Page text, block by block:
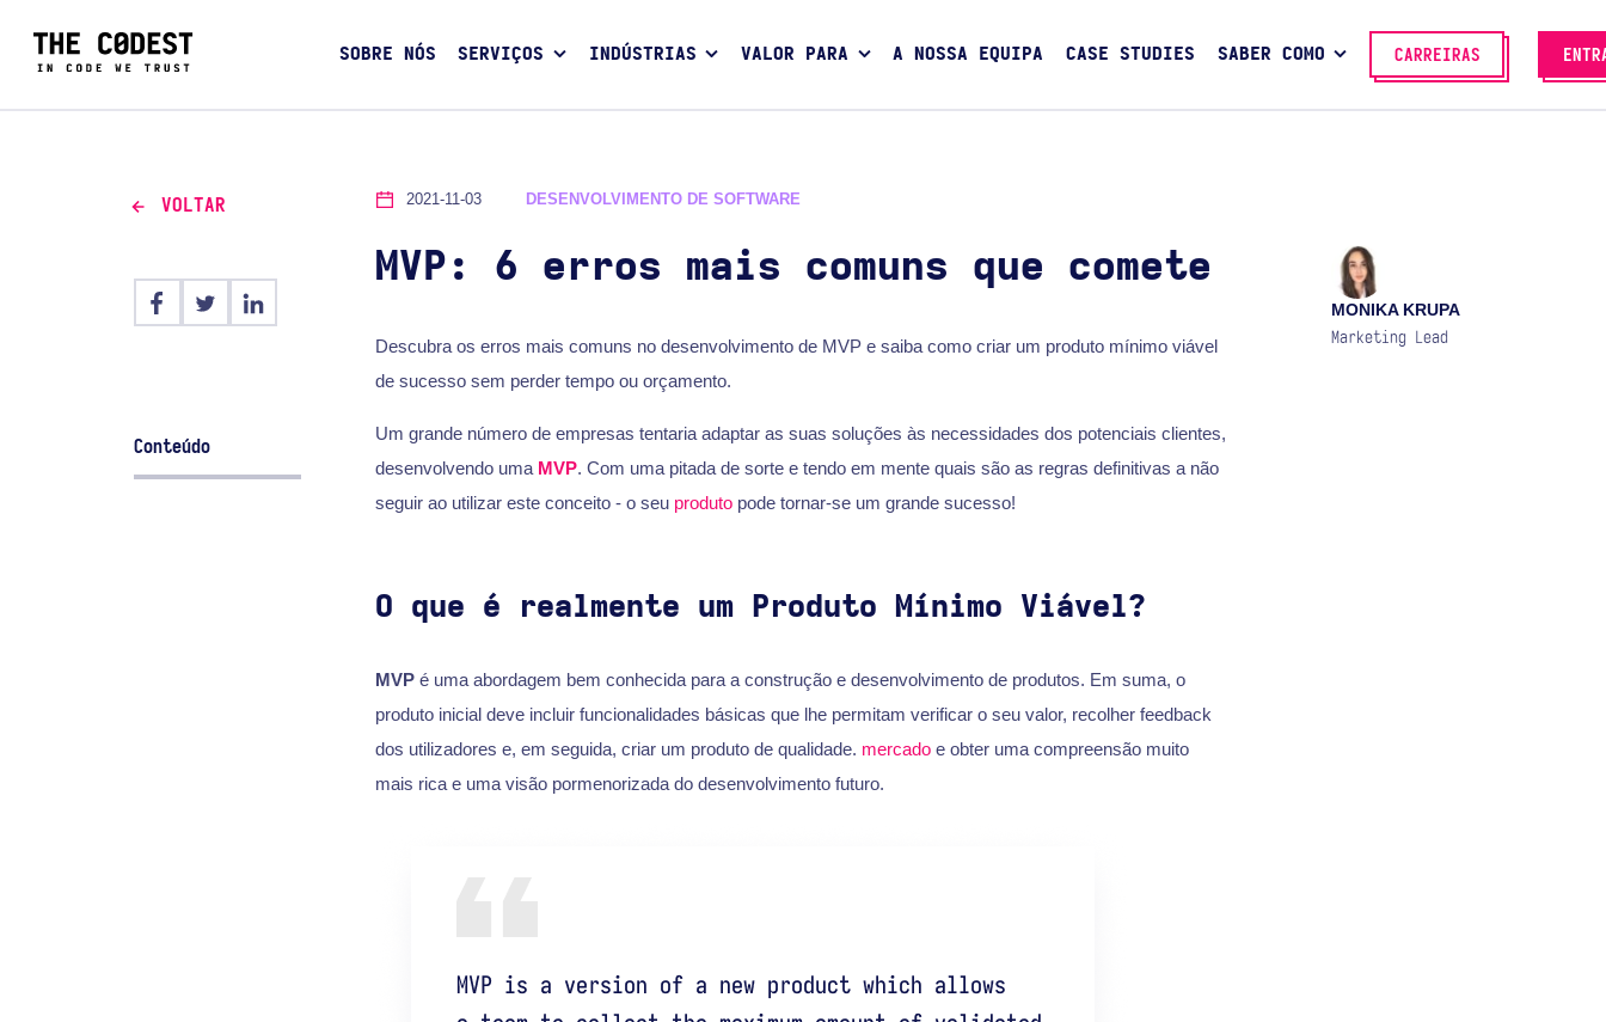
SOBRE NÓS SERVIÇOS INDÚSTRIAS VALOR PARA A NOSSA EQUIPA CASE STUDIES SABER COMO CARREIRAS
VOLTAR
Conteúdo
2021-11-03 DESENVOLVIMENTO DE SOFTWARE
MVP: 6 erros mais comuns que comete
MONIKA KRUPA
Marketing Lead
Descubra os erros mais comuns no desenvolvimento de MVP e saiba como criar um produto mínimo viável
de sucesso sem perder tempo ou orçamento.
Um grande número de empresas tentaria adaptar as suas soluções às necessidades dos potenciais clientes,
desenvolvendo uma MVP. Com uma pitada de sorte e tendo em mente quais são as regras definitivas a não
seguir ao utilizar este conceito - o seu produtopode tornar-se um grande sucesso!
O que é realmente um Produto Mínimo Viável?
MVPé uma abordagem bem conhecida para a construção e desenvolvimento de produtos. Em suma, o
produto inicial deve incluir funcionalidades básicas que lhe permitam verificar o seu valor, recolher feedback
dos utilizadores e, em seguida, criar um produto de qualidade. mercadoe obter uma compreensão muito
mais rica e uma visão pormenorizada do desenvolvimento futuro.